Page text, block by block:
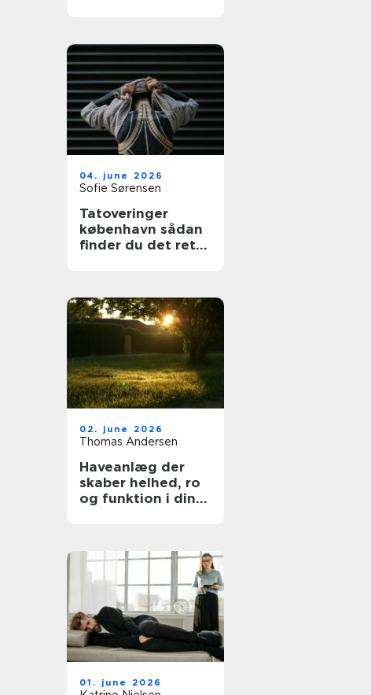
04. june 2026
Sofie Sørensen
Tatoveringer
københavn sådan
finder du det rette
02. june 2026
Thomas Andersen
Haveanlæg der
skaber helhed, ro
og funktion i din
01. june 2026